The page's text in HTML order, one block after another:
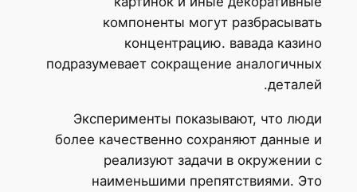
компоненты могут разбрасывать
концентрацию. вавада казино
подразумевает сокращение аналогичных
деталей.
Эксперименты показывают, что люди
более качественно сохраняют данные и
реализуют задачи в окружении с
наименьшими препятствиями. Это